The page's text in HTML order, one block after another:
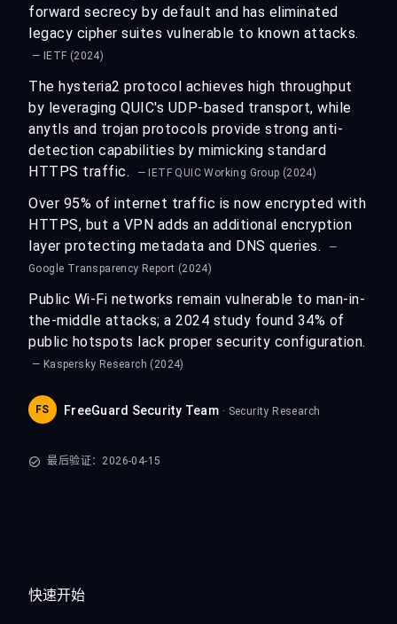
forward secrecy by default and has eliminated
legacy cipher suites vulnerable to known attacks.
— IETF (2024)
The hysteria2 protocol achieves high throughput
by leveraging QUIC's UDP-based transport, while
anytls and trojan protocols provide strong anti-
detection capabilities by mimicking standard
HTTPS traffic.
— IETF QUIC Working Group (2024)
Over 95% of internet traffic is now encrypted with
HTTPS, but a VPN adds an additional encryption
layer protecting metadata and DNS queries.
—
Google Transparency Report (2024)
Public Wi-Fi networks remain vulnerable to man-in-
the-middle attacks; a 2024 study found 34% of
public hotspots lack proper security configuration.
— Kaspersky Research (2024)
FS FreeGuard Security Team · Security Research
最后验证：2026-04-15
快速开始